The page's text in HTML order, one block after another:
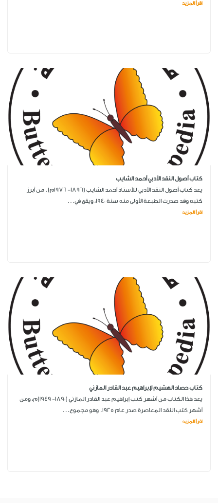
اقرأ المزيد
كتاب أصول النقد الأدبي أحمد الشايب
يعد كتاب أصول النقد الأدبي للأستاذ أحمد الشايب (1896- 1976م). من أبرز
كتبه وقد صدرت الطبعة الأولى منه سنة 1940، ويقع في...
اقرأ المزيد
كتاب حصاد الهشيم لإبراهيم عبد القادر المازني
يعد هذا الكتاب من أشهر كتب إبراهيم عبد القادر المازني (1890- 1949)م، ومن
أشهر كتب النقد المعاصرة صدر عام 1925. وهو مجموع...
اقرأ المزيد